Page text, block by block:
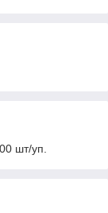
шт/уп.